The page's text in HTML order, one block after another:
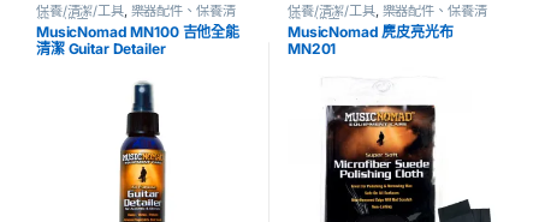
保養/清潔/工具, 樂器配件、保養清
潔、調音
MusicNomad MN100 吉他全能
清潔 Guitar Detailer
保養/清潔/工具, 樂器配件、保養清
潔、調音
MusicNomad 麂皮亮光布
MN201